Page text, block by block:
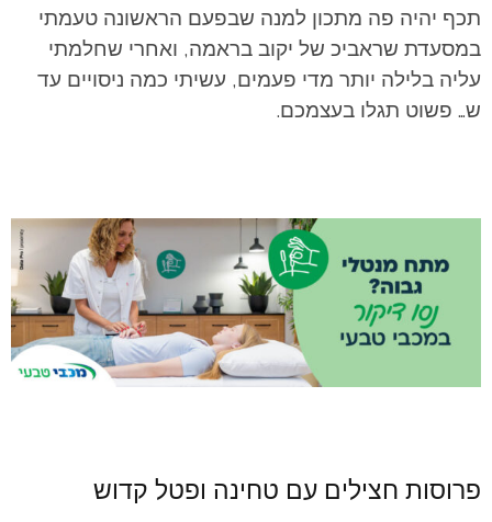
תכף יהיה פה מתכון למנה שבפעם הראשונה טעמתי
במסעדת שראביכ של יקוב בראמה, ואחרי שחלמתי
עליה בלילה יותר מדי פעמים, עשיתי כמה ניסויים עד
ש… פשוט תגלו בעצמכם.
פרוסות חצילים עם טחינה ופטל קדוש